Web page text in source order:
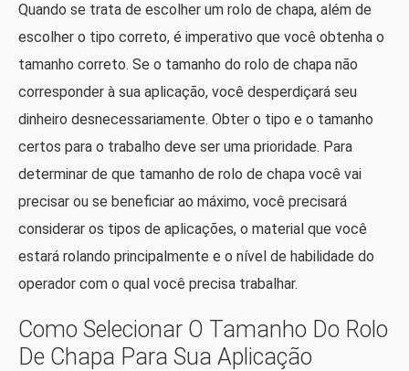
Quando se trata de escolher um rolo de chapa, além de
escolher o tipo correto, é imperativo que você obtenha o
tamanho correto. Se o tamanho do rolo de chapa não
corresponder à sua aplicação, você desperdiçará seu
dinheiro desnecessariamente. Obter o tipo e o tamanho
certos para o trabalho deve ser uma prioridade. Para
determinar de que tamanho de rolo de chapa você vai
precisar ou se beneficiar ao máximo, você precisará
considerar os tipos de aplicações, o material que você
estará rolando principalmente e o nível de habilidade do
operador com o qual você precisa trabalhar.
Como Selecionar O Tamanho Do Rolo
De Chapa Para Sua Aplicação